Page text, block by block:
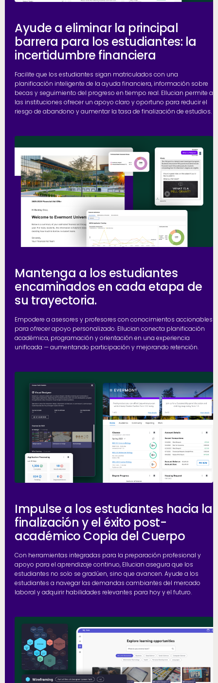
Ayude a eliminar la principal
barrera para los estudiantes: la
incertidumbre financiera
Facilite que los estudiantes sigan matriculados con una
planificación inteligente de la ayuda financiera, información sobre
becas y seguimiento del progreso en tiempo real. Ellucian permite a
las instituciones ofrecer un apoyo claro y oportuno para reducir el
riesgo de abandono y aumentar la tasa de finalización de estudios.
Mantenga a los estudiantes
encaminados en cada etapa de
su trayectoria.
Empodere a asesores y profesores con conocimientos accionables
para ofrecer apoyo personalizado. Ellucian conecta planificación
académica, programación y orientación en una experiencia
unificada — aumentando participación y mejorando retención.
Impulse a los estudiantes hacia la
finalización y el éxito post-
académico Copia del Cuerpo
Con herramientas integradas para la preparación profesional y
apoyo para el aprendizaje continuo, Ellucian asegura que los
estudiantes no solo se gradúen, sino que avancen. Ayude a los
estudiantes a navegar las demandas cambiantes del mercado
laboral y adquirir habilidades relevantes para hoy y el futuro.